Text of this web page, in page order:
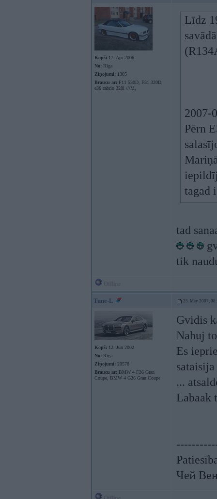
Kopš: 17. Apr 2006
No: Rīga
Ziņojumi: 1305
Braucu ar: F11 530D, F31 320D,
e36 cabrio 328i ///M,
Līdz
2007-
Pērn
tagad
tad
tik
Tune-L 25. May 2007,
Kopš: 12. Jun 2002
No: Rīga
Ziņojumi: 20578
Braucu ar: BMW 4 F36 Gran
Coupe, BMW 4 G26 Gran Coupe
Gvidis
Nahuj
Es
...
Labaak
Чей